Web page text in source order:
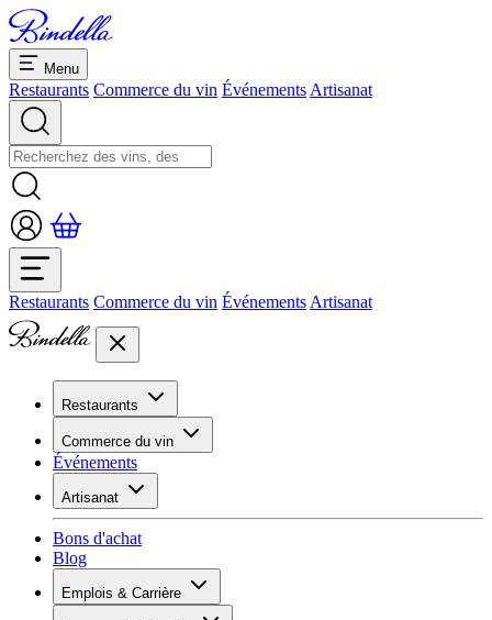
Menu
Restaurants Commerce du vin Événements Artisanat
Restaurants Commerce du vin Événements Artisanat
Restaurants
Aperçu restaurants
Banquets et séminaires
Dolcezze
Commerce du vin
Overview
Assortiment
Vinotecas
Inspiration
Savoir sur le vin
Événements
Artisanat
Aperçu
Plâtrer
Bons d'achat
Blog
Emplois & Carrière